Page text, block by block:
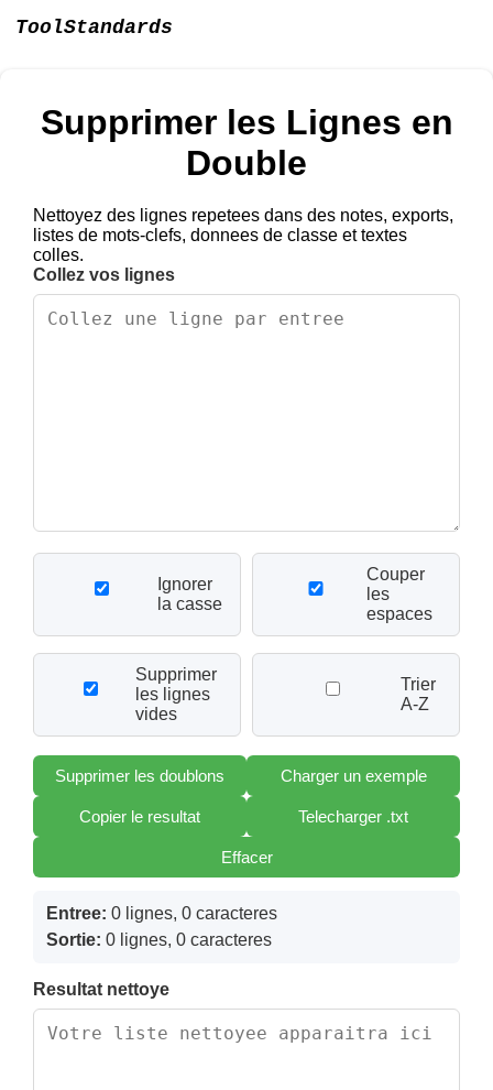
ToolStandards
Supprimer les Lignes en
Double
Nettoyez des lignes repetees dans des notes, exports,
listes de mots-clefs, donnees de classe et textes
colles.
Collez vos lignes
Ignorer
la casse
Couper
les
espaces
Supprimer
les lignes
vides
Trier
A-Z
Supprimer les doublons Charger un exemple
Copier le resultat Telecharger .txt
Effacer
Entree: 0 lignes, 0 caracteres
Sortie: 0 lignes, 0 caracteres
Resultat nettoye